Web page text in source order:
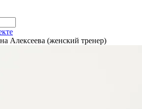
Алексеева (женский тренер)